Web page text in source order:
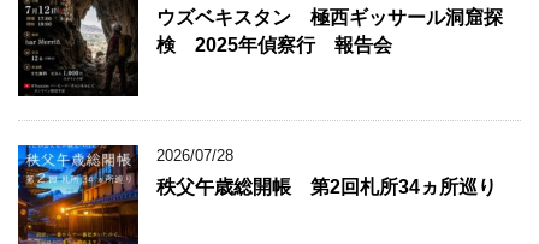
ウズベキスタン 極西ギッサール洞窟探
検 2025年偵察行 報告会
2026/07/28
秩父午歳総開帳 第2回札所34ヵ所巡り